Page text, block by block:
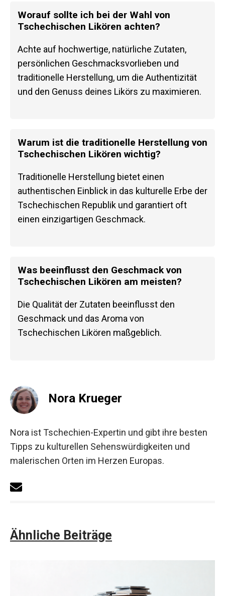
Worauf sollte ich bei der Wahl von
Tschechischen Likören achten?
Achte auf hochwertige, natürliche Zutaten,
persönlichen Geschmacksvorlieben und
traditionelle Herstellung, um die Authentizität
und den Genuss deines Likörs zu maximieren.
Warum ist die traditionelle Herstellung von
Tschechischen Likören wichtig?
Traditionelle Herstellung bietet einen
authentischen Einblick in das kulturelle Erbe der
Tschechischen Republik und garantiert oft
einen einzigartigen Geschmack.
Was beeinflusst den Geschmack von
Tschechischen Likören am meisten?
Die Qualität der Zutaten beeinflusst den
Geschmack und das Aroma von
Tschechischen Likören maßgeblich.
Nora Krueger
Nora ist Tschechien-Expertin und gibt ihre besten
Tipps zu kulturellen Sehenswürdigkeiten und
malerischen Orten im Herzen Europas.
Ähnliche Beiträge